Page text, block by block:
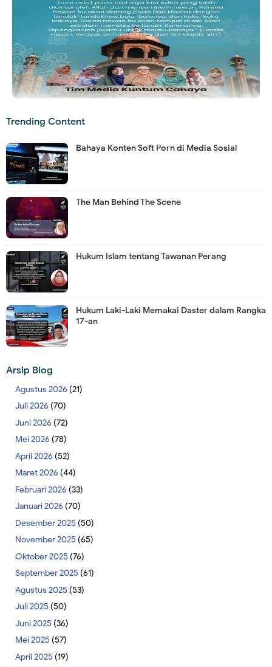
Trending Content
Bahaya Konten Soft Porn di Media Sosial
The Man Behind The Scene
Hukum Islam tentang Tawanan Perang
Hukum Laki-Laki Memakai Daster dalam Rangka
17-an
Arsip Blog
Agustus 2026 (21)
Juli 2026 (70)
Juni 2026 (72)
Mei 2026 (78)
April 2026 (52)
Maret 2026 (44)
Februari 2026 (33)
Januari 2026 (70)
Desember 2025 (50)
November 2025 (65)
Oktober 2025 (76)
September 2025 (61)
Agustus 2025 (53)
Juli 2025 (50)
Juni 2025 (36)
Mei 2025 (57)
April 2025 (19)